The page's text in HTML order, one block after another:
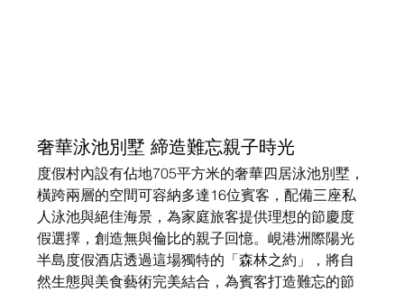
奢華泳池別墅 締造難忘親子時光
度假村內設有佔地705平方米的奢華四居泳池別墅，
橫跨兩層的空間可容納多達16位賓客，配備三座私
人泳池與絕佳海景，為家庭旅客提供理想的節慶度
假選擇，創造無與倫比的親子回憶。峴港洲際陽光
半島度假酒店透過這場獨特的「森林之約」，將自
然生態與美食藝術完美結合，為賓客打造難忘的節